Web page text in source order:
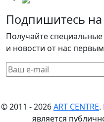
Подпишитесь на
Получайте
и новости от нас
© 2011 - 2026ART CENTRE.
является